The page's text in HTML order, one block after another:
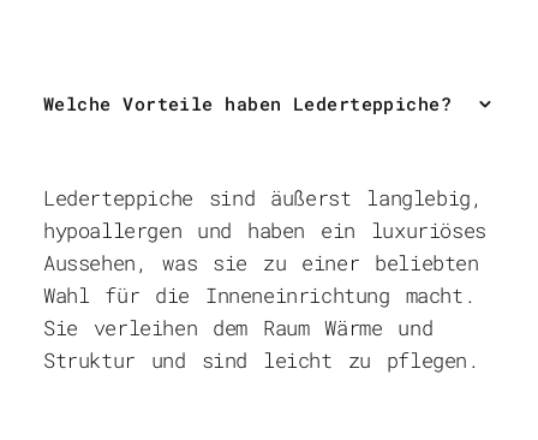
Welche Vorteile haben Lederteppiche?
Lederteppiche sind äußerst langlebig,
hypoallergen und haben ein luxuriöses
Aussehen, was sie zu einer beliebten
Wahl für die Inneneinrichtung macht.
Sie verleihen dem Raum Wärme und
Struktur und sind leicht zu pflegen.